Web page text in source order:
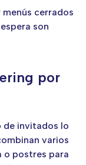
cerrados
son
por
de invitados lo
varios
o postres para